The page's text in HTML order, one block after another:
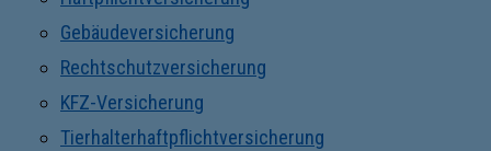
Gebäudeversicherung
Rechtschutzversicherung
KFZ-Versicherung
Tierhalterhaftpflichtversicherung